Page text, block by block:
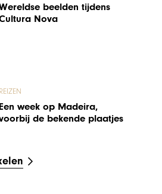
beelden tijdens
Nova
REIZEN
week op Madeira,
de bekende plaatjes